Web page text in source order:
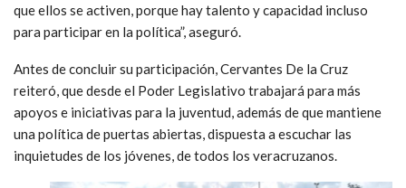
que ellos se activen, porque hay talento y capacidad incluso
para participar en la política”, aseguró.
Antes de concluir su participación, Cervantes De la Cruz
reiteró, que desde el Poder Legislativo trabajará para más
apoyos e iniciativas para la juventud, además de que mantiene
una política de puertas abiertas, dispuesta a escuchar las
inquietudes de los jóvenes, de todos los veracruzanos.